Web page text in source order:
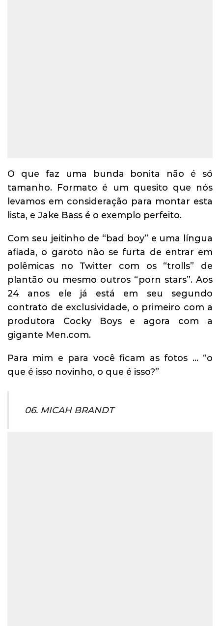
O que faz uma bunda bonita não é só
tamanho. Formato é um quesito que nós
levamos em consideração para montar esta
lista, e Jake Bass é o exemplo perfeito.
Com seu jeitinho de “bad boy” e uma língua
afiada, o garoto não se furta de entrar em
polêmicas no Twitter com os “trolls” de
plantão ou mesmo outros “porn stars”. Aos
24 anos ele já está em seu segundo
contrato de exclusividade, o primeiro com a
produtora Cocky Boys e agora com a
gigante Men.com.
Para mim e para você ficam as fotos … “o
que é isso novinho, o que é isso?”
06. MICAH BRANDT